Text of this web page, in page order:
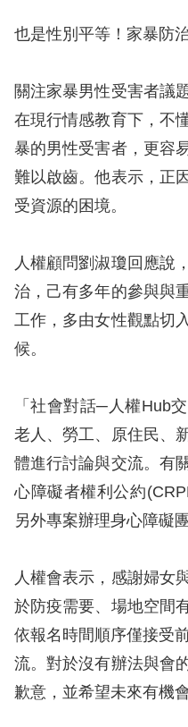
府
站
資
料
開
放
告
無
障
網
頁
宣
言
也是性別平等！家暴防
關注家暴男性受害者議
在現行情感教育下，不
暴的男性受害者，更容
難以啟齒。他表示，正
受資源的困境。
人權顧問劉淑瓊回應說
治，己有多年的參與與
工作，多由女性觀點切
候。
「社會對話─人權Hub
老人、勞工、原住民、
體進行討論與交流。有
心障礙者權利公約
另外專案辦理身心障礙
人權會表示，感謝婦女
於防疫需要、場地空間
依報名時間順序僅接受
流。對於沒有辦法與會
歉意，並希望未來有機